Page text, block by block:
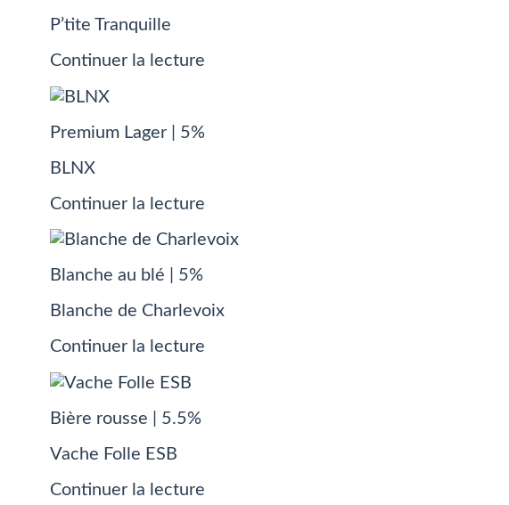
P’tite Tranquille
Continuer la lecture
Premium Lager | 5%
BLNX
Continuer la lecture
Blanche au blé | 5%
Blanche de Charlevoix
Continuer la lecture
Bière rousse | 5.5%
Vache Folle ESB
Continuer la lecture